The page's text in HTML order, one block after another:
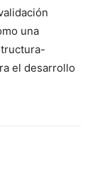
una
el desarrollo